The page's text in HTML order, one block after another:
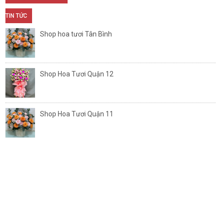
TIN TỨC
Shop hoa tươi Tân Bình
Shop Hoa Tươi Quận 12
Shop Hoa Tươi Quận 11